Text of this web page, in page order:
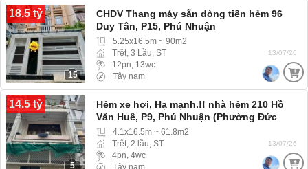
18.5 tỷ
15
CHDV Thang máy sẵn dòng tiền hẻm 96
Duy Tân, P15, Phú Nhuận
5.25x16.5m ~ 90m2
Trệt, 3 Lầu, ST
12pn, 13wc
Tây nam
13/07/26
14.5 tỷ
5
Hẻm xe hơi, Hạ mạnh.!! nhà hẻm 210 Hồ
Văn Huê, P9, Phú Nhuận (Phường Đức
Nhuận) hẻm rộng xe hơi
4.1x16.5m ~ 61.8m2
Trệt, 2 lầu, ST
4pn, 4wc
Tây nam
13/07/26